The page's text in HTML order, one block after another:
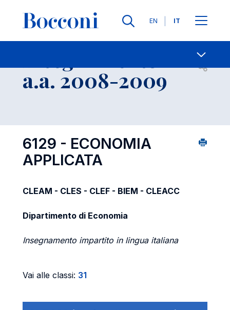
Lingue
EN IT
-
a.a. 2008-2009 Open
6129 - ECONOMIA
APPLICATA
CLEAM - CLES - CLEF - BIEM - CLEACC
Dipartimento di Economia
Insegnamento impartito in lingua italiana
Vai alle classi: 31